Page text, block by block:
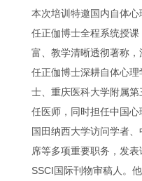
本次培训特邀国内自体
任正伽博士全程系统授
富、教学清晰透彻著称，
任正伽博士深耕自体心
士、重庆医科大学附属
任医师，同时担任中国
国田纳西大学访问学者
席等多项重要职务，发
SSCI国际刊物审稿人。